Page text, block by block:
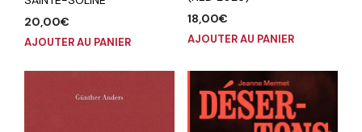
20,00€
AJOUTER AU PANIER
18,00€
AJOUTER AU PANIER